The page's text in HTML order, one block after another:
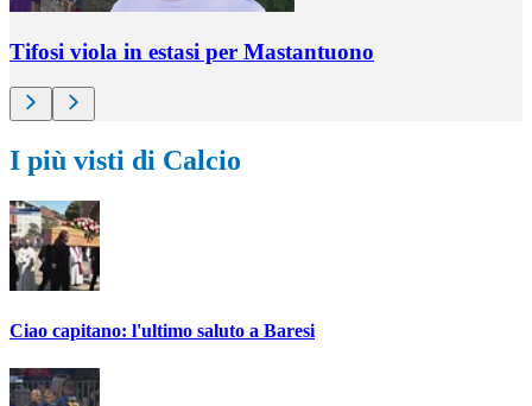
Tifosi viola in estasi per Mastantuono
I più visti di Calcio
Ciao capitano: l'ultimo saluto a Baresi